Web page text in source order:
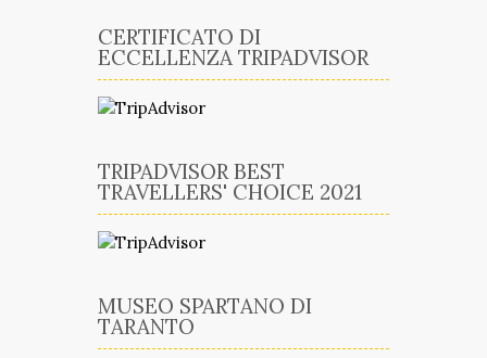
CERTIFICATO DI
ECCELLENZA TRIPADVISOR
TRIPADVISOR BEST
TRAVELLERS' CHOICE 2021
MUSEO SPARTANO DI
TARANTO